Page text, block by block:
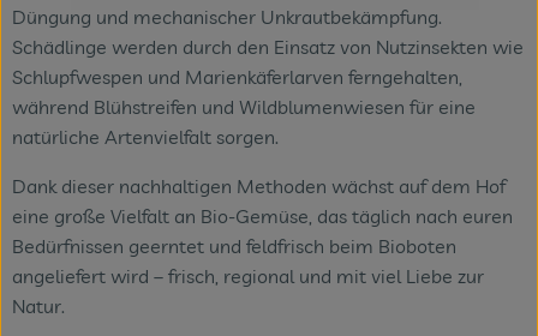
Düngung und mechanischer Unkrautbekämpfung.
Schädlinge werden durch den Einsatz von Nutzinsekten wie
Schlupfwespen und Marienkäferlarven ferngehalten,
während Blühstreifen und Wildblumenwiesen für eine
natürliche Artenvielfalt sorgen.
Dank dieser nachhaltigen Methoden wächst auf dem Hof
eine große Vielfalt an Bio-Gemüse, das täglich nach euren
Bedürfnissen geerntet und feldfrisch beim Bioboten
angeliefert wird – frisch, regional und mit viel Liebe zur
Natur.